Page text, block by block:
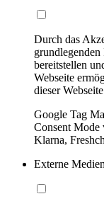
Durch das
grundlegenden
bereitstellen
Webseite
dieser
Google Tag
Consent Mode
Klarna,
Externe